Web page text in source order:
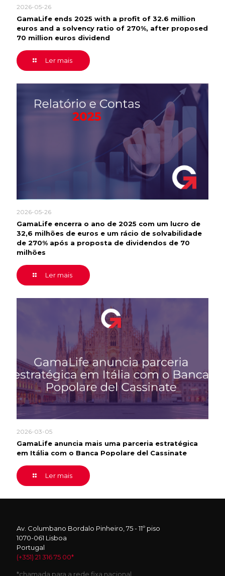
2026-05-26
GamaLife ends 2025 with a profit of 32.6 million
euros and a solvency ratio of 270%, after proposed
70 million euros dividend
Ler mais
2026-05-26
GamaLife encerra o ano de 2025 com um lucro de
32,6 milhões de euros e um rácio de solvabilidade
de 270% após a proposta de dividendos de 70
milhões
Ler mais
2026-03-05
GamaLife anuncia mais uma parceria estratégica
em Itália com o Banca Popolare del Cassinate
Ler mais
Av. Columbano Bordalo Pinheiro, 75 - 11º piso
1070-061 Lisboa
Portugal
(+351) 21 316 75 00*
*chamada para a rede fixa nacional